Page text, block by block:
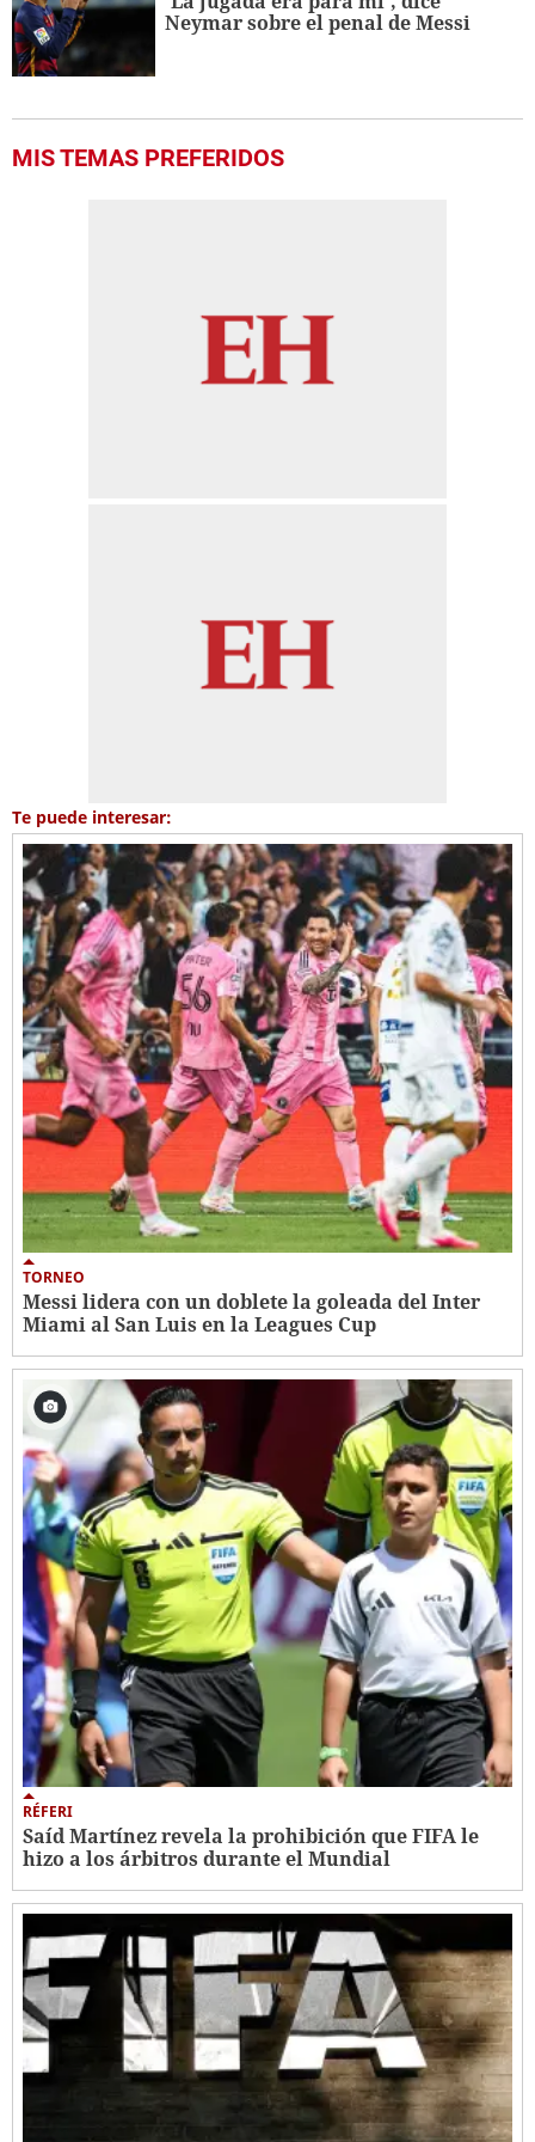
Neymar sobre el penal de Messi
MIS TEMAS PREFERIDOS
Te puede interesar:
TORNEO
Messi lidera con un doblete la goleada del Inter
Miami al San Luis en la Leagues Cup
RÉFERI
Saíd Martínez revela la prohibición que FIFA le
hizo a los árbitros durante el Mundial